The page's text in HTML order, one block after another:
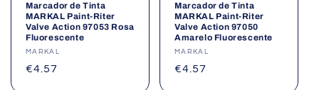
Marcador de Tinta
MARKAL Paint-Riter
Valve Action 97053 Rosa
Fluorescente
Fornecedor:
MARKAL
Preço
€4.57
Marcador de Tinta
MARKAL Paint-Riter
Valve Action 97050
Amarelo Fluorescente
Fornecedor:
MARKAL
Preço
€4.57